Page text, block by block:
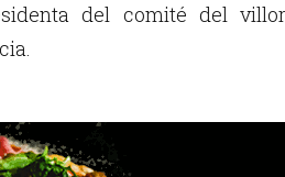
del comité del